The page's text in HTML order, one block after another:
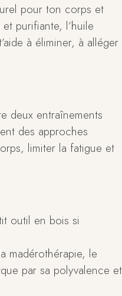
pour ton corps et
purifiante, l’huile
à éliminer, à alléger
deux entraînements
des approches
limiter la fatigue et
outil en bois si
madérothérapie, le
par sa polyvalence et